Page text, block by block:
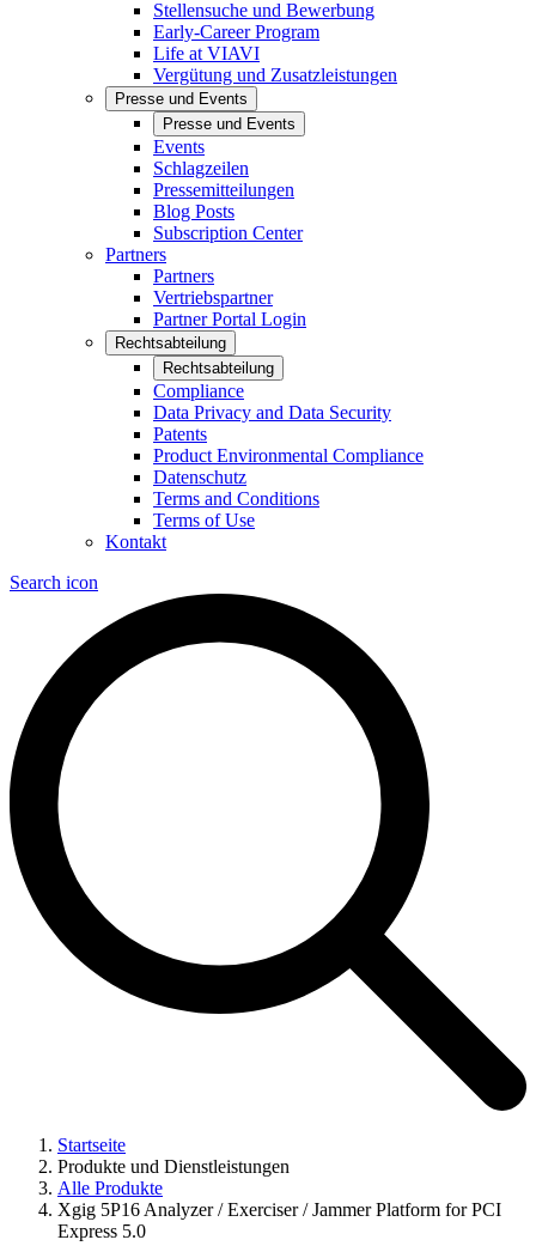
Stellensuche und Bewerbung
Early-Career Program
Life at VIAVI
Vergütung und Zusatzleistungen
Presse und Events
Presse und Events
Events
Schlagzeilen
Pressemitteilungen
Blog Posts
Subscription Center
Partners
Partners
Vertriebspartner
Partner Portal Login
Rechtsabteilung
Rechtsabteilung
Compliance
Data Privacy and Data Security
Patents
Product Environmental Compliance
Datenschutz
Terms and Conditions
Terms of Use
Kontakt
Search icon
Startseite
Produkte und Dienstleistungen
Alle Produkte
Xgig 5P16 Analyzer / Exerciser / Jammer Platform for PCI
Express 5.0